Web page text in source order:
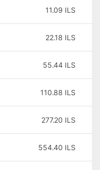
11.09 ILS
22.18 ILS
55.44 ILS
110.88 ILS
277.20 ILS
554.40 ILS